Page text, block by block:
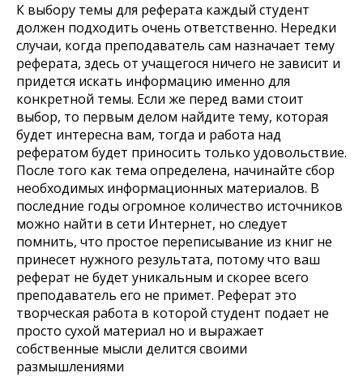
К выбору темы для реферата каждый студент
должен подходить очень ответственно. Нередки
случаи, когда преподаватель сам назначает тему
реферата, здесь от учащегося ничего не зависит и
придется искать информацию именно для
конкретной темы. Если же перед вами стоит
выбор, то первым делом найдите тему, которая
будет интересна вам, тогда и работа над
рефератом будет приносить только удовольствие.
После того как тема определена, начинайте сбор
необходимых информационных материалов. В
последние годы огромное количество источников
можно найти в сети Интернет, но следует
помнить, что простое переписывание из книг не
принесет нужного результата, потому что ваш
реферат не будет уникальным и скорее всего
преподаватель его не примет. Реферат это
творческая работа в которой студент подает не
просто сухой материал но и выражает
собственные мысли делится своими
размышлениями